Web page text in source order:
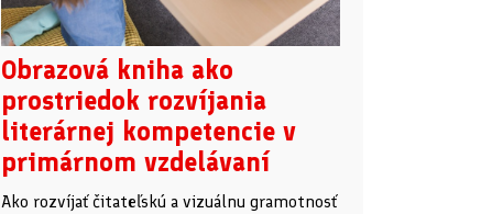
Obrazová kniha ako
prostriedok rozvíjania
literárnej kompetencie v
primárnom vzdelávaní
Ako rozvíjať čitateľskú a vizuálnu gramotnosť